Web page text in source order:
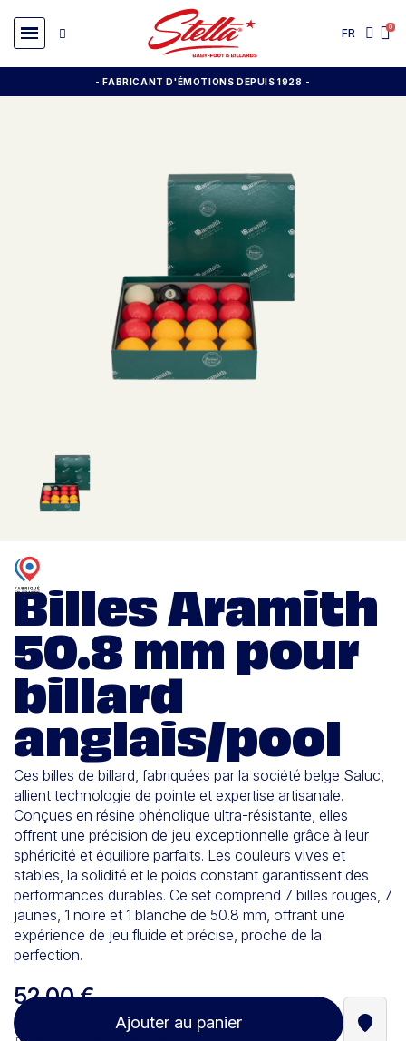
FR
- FABRICANT D'ÉMOTIONS DEPUIS 1928 -
Billes Aramith
50.8 mm pour
billard
anglais/pool
Ces billes de billard, fabriquées par la société belge Saluc,
allient technologie de pointe et expertise artisanale.
Conçues en résine phénolique ultra-résistante, elles
offrent une précision de jeu exceptionnelle grâce à leur
sphéricité et équilibre parfaits. Les couleurs vives et
stables, la solidité et le poids constant garantissent des
performances durables. Ce set comprend 7 billes rouges, 7
jaunes, 1 noire et 1 blanche de 50.8 mm, offrant une
expérience de jeu fluide et précise, proche de la
perfection.
52,00 €
Ajouter au panier